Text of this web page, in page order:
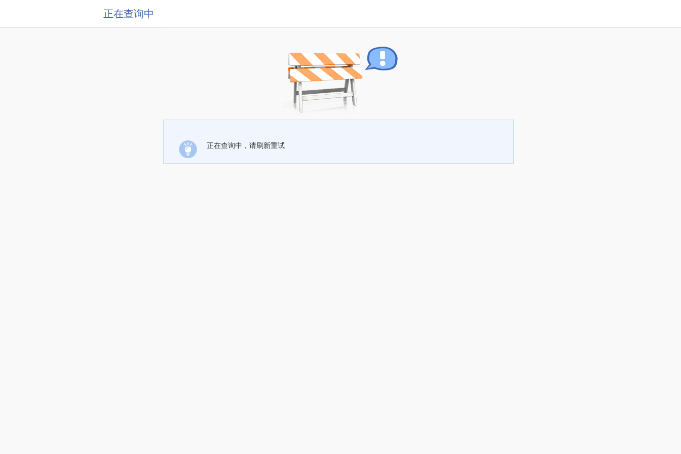
正在查询中
正在查询中，请刷新重试